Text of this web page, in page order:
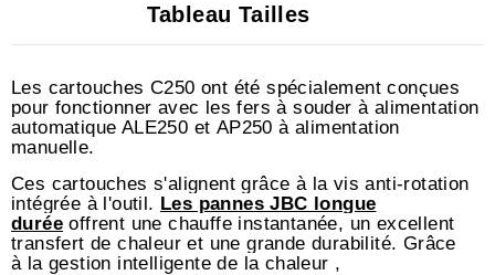
Tableau Tailles
Les cartouches C250 ont été spécialement conçues
pour fonctionner avec les fers à souder à alimentation
automatique ALE250 et AP250 à alimentation
manuelle.
Ces cartouches s'alignent grâce à la vis anti-rotation
intégrée à l'outil. Les pannes JBC longue
durée offrent une chauffe instantanée, un excellent
transfert de chaleur et une grande durabilité. Grâce
à la gestion intelligente de la chaleur ,